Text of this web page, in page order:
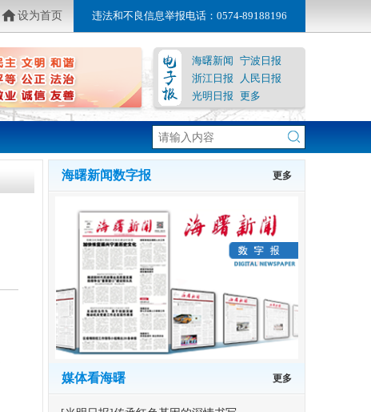
设为首页 违法和不良信息举报电话：0574-89188196
海曙新闻 宁波日报
浙江日报
人民日报
光明日报 更多
海曙新闻数字报 更多
媒体看海曙 更多